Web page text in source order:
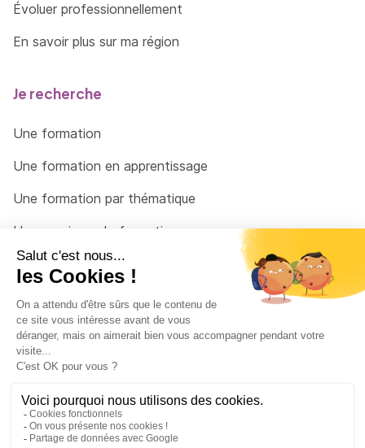
Évoluer professionnellement
En savoir plus sur ma région
Je recherche
Une formation
Une formation en apprentissage
Une formation par thématique
Un organisme de formation
Un conseiller
Une solution pour raccrocher
© 2026 - Côté Formations - par Via Compétences
Menu Pied de page
Mentions Légales